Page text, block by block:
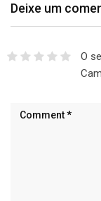
Deixe um
O